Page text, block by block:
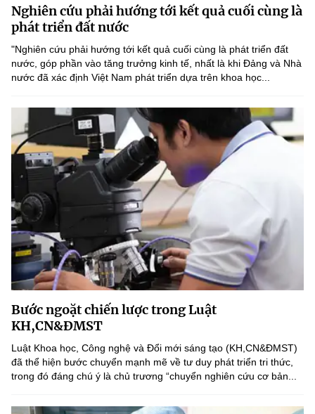
Sở Khoa học và Công nghệ
Chuyển đổi số
Bưu chính, Viễn thông
Tiêu chuẩn, đo lường, chất lượng
Năng lượng nguyên tử
Tin tổng hợp
Tin địa phương
Văn bản QPPL
Văn bản chỉ đạo điều hành
Lấy ý kiến người dân về dự thảo VBQPPL
MST IOFFICE
THỐNG KÊ
Khoa học và Công nghệ
Đổi mới sáng tạo
Chuyển đổi số
Bưu chính, Viễn thông
Sở hữu trí tuệ
Tiêu chuẩn, đo lường, chất lượng
Năng lượng nguyên tử
Multimedia
THƯ ĐIỆN TỬ
Khác
Videos
Infographic
Ảnh
Voice
Nhiệm vụ trọng tâm
Chọn ngôn ngữ
Vietnamese English
Nghiên cứu phải hướng tới kết quả cuối cùng là
phát triển đất nước
"Nghiên cứu phải hướng tới kết quả cuối cùng là phát triển đất
nước, góp phần vào tăng trưởng kinh tế, nhất là khi Đảng và Nhà
nước đã xác định Việt Nam phát triển dựa trên khoa học...
Bước ngoặt chiến lược trong Luật
KH,CN&ĐMST
Luật Khoa học, Công nghệ và Đổi mới sáng tạo (KH,CN&ĐMST)
đã thể hiện bước chuyển mạnh mẽ về tư duy phát triển tri thức,
trong đó đáng chú ý là chủ trương “chuyển nghiên cứu cơ bản...